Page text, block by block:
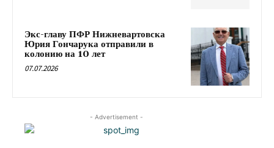
Экс-главу ПФР Нижневартовска
Юрия Гончарука отправили в
колонию на 10 лет
07.07.2026
- Advertisement -